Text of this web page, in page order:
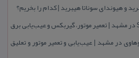
و هیوندای سوناتا هیبرید | كدام را بخریم؟
در مشهد | عیب‌یابی و تعمیر موتور و تعلیق